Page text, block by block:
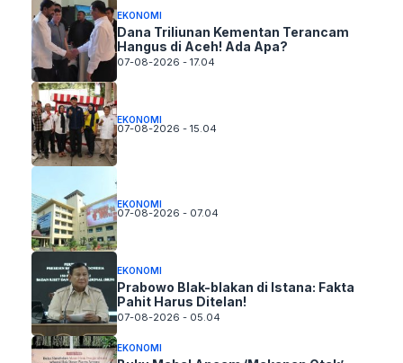
EKONOMI
Dana Triliunan Kementan Terancam
Hangus di Aceh! Ada Apa?
07-08-2026 - 17.04
EKONOMI
07-08-2026 - 15.04
EKONOMI
07-08-2026 - 07.04
EKONOMI
Prabowo Blak-blakan di Istana: Fakta
Pahit Harus Ditelan!
07-08-2026 - 05.04
EKONOMI